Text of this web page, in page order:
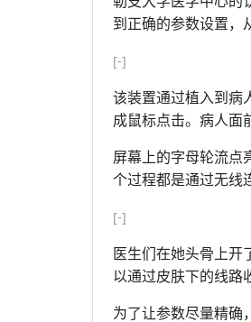
到正确的参数设置，
[-]
该装置通过植入到病
成鼠标点击。病人面
屏幕上的字母轮流点
个过程都是通过无线
[-]
医生们在她头骨上开
以通过皮肤下的线路
为了让参数尽量精确